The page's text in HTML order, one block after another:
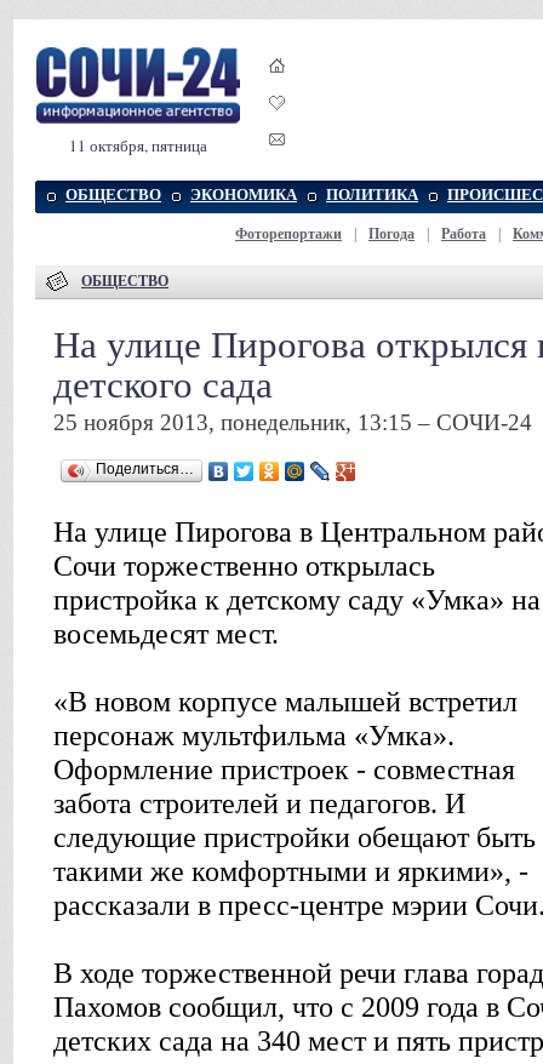
11 октября, пятница
ОБЩЕСТВО ЭКОНОМИКА ПОЛИТИКА
Фоторепортажи Погода Работа
ОБЩЕСТВО
На улице Пирогова
детского сада
25 ноября 2013, понедельник, 13:15 – СОЧИ-24
Поделиться…
На улице Пирогова в Центральном
Сочи торжественно открылась
пристройка к детскому саду «Умка» на
восемьдесят мест.
«В новом корпусе малышей встретил
персонаж мультфильма «Умка».
Оформление пристроек - совместная
забота строителей и педагогов. И
следующие пристройки обещают быть
такими же комфортными и яркими», -
рассказали в пресс-центре мэрии
В ходе торжественной речи глава
Пахомов сообщил, что с 2009 года в
детских сада на 340 мест и пять